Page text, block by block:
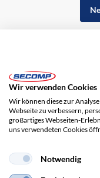
Impressum AGB
Wir verwenden Cookies
Wir können diese zur
Webseite zu verbessern,
großartiges Webseiten-
uns verwendeten Cookies
Notwendig